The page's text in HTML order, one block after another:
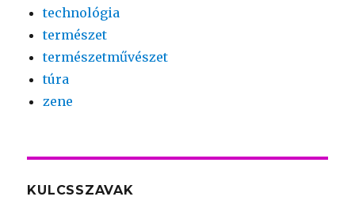
technológia
természet
természetművészet
túra
zene
KULCSSZAVAK